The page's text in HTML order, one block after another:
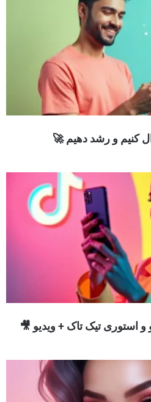
کنیم و رشد دهیم 🚀
و استوری تیک تاک + ویدیو 🎥